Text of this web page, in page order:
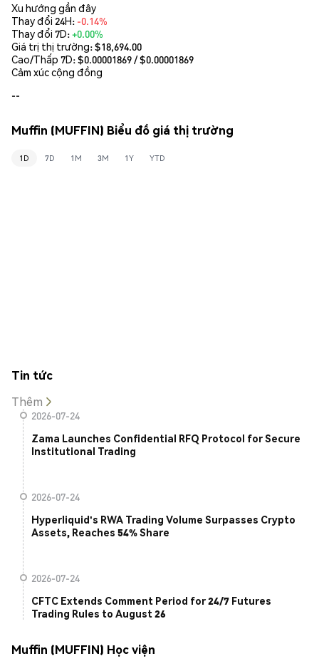
Xu hướng gần đây
Thay đổi 24H: -0.14%
Thay đổi 7D:+0.00%
Giá trị thị trường:$18,694.00
Cao/Thấp 7D: $0.00001869/ $0.00001869
Cảm xúc cộng đồng
--
Muffin (MUFFIN) Biểu đồ giá thị trường
1D 7D 1M 3M 1Y YTD
Tin tức
Thêm
2026-07-24
Zama Launches Confidential RFQ Protocol for Secure
Institutional Trading
2026-07-24
Hyperliquid's RWA Trading Volume Surpasses Crypto
Assets, Reaches 54% Share
2026-07-24
CFTC Extends Comment Period for 24/7 Futures
Trading Rules to August 26
Muffin (MUFFIN) Học viện